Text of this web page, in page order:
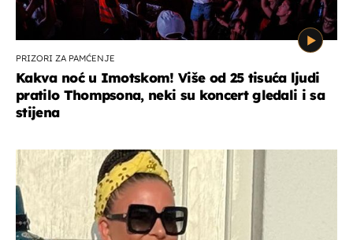
PRIZORI ZA PAMĆENJE
Kakva noć u Imotskom! Više od 25 tisuća ljudi
pratilo Thompsona, neki su koncert gledali i sa
stijena